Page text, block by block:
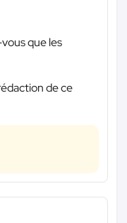
que les
de ce